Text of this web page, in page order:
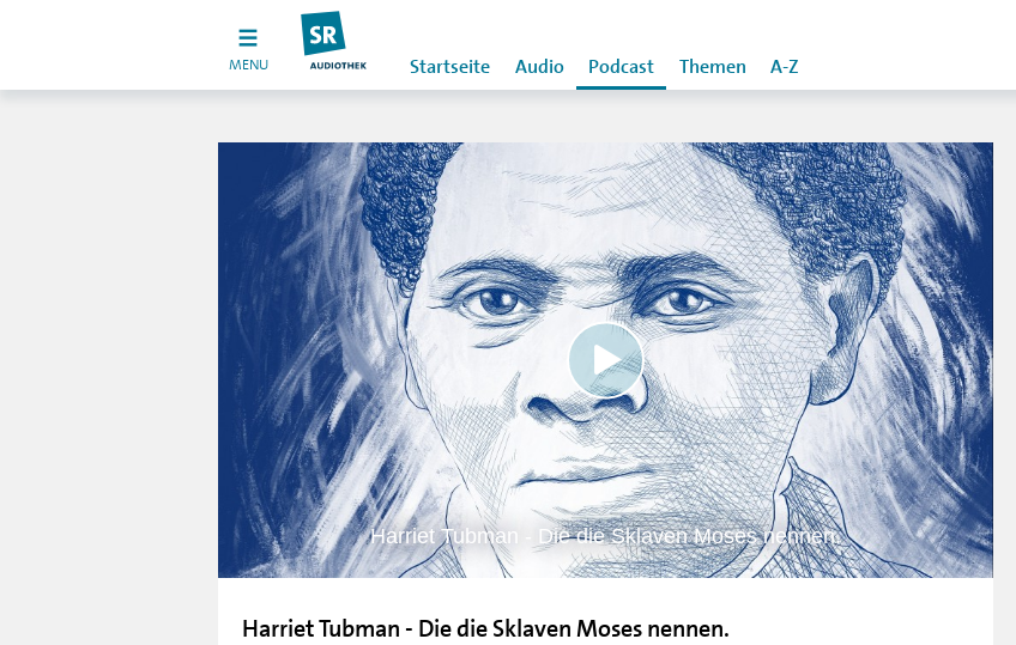
MENU Startseite Audio Podcast Themen A-Z
Harriet Tubman - Die die Sklaven Moses nennen.
Harriet Tubman - Die die Sklaven Moses nennen.